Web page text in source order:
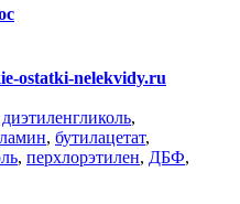
ostatki-nelekvidy.ru
диэтиленгликоль,
, бутилацетат,
, перхлорэтилен, ДБФ,